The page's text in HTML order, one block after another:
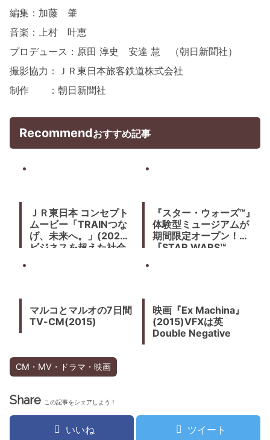
編集：加藤 肇
音楽：上村 叶恵
プロデュース：原田 淳史 安達 慧 （朝日新聞社）
撮影協力：ＪＲ東日本旅客鉄道株式会社
制作 ：朝日新聞社
Recommendおすすめ記事
ＪＲ東日本 コンセプト
ムービー「TRAINつな
げ、未来へ。」(2020)
ビジネスを超えた社会
『スター・ウォーズ™』
体験型ミュージアムが
期間限定オープン！
『STAR WARS™
G1-5Fにて
マルコとマルオの7日間
TV-CM(2015)
映画『Ex Machina』
(2015)VFXは英
Double Negative
CM・MV・ドラマ・映画
Share この記事をシェアしよう！
いいね ツイート